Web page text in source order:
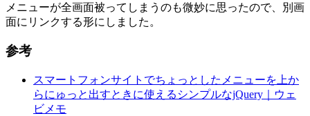
メニューが全画面被ってしまうのも微妙に思ったので、別画
面にリンクする形にしました。
参考
スマートフォンサイトでちょっとしたメニューを上か
らにゅっと出すときに使えるシンプルなjQuery｜ウェ
ビメモ